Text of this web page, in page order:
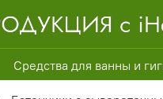
Средства для ванны и